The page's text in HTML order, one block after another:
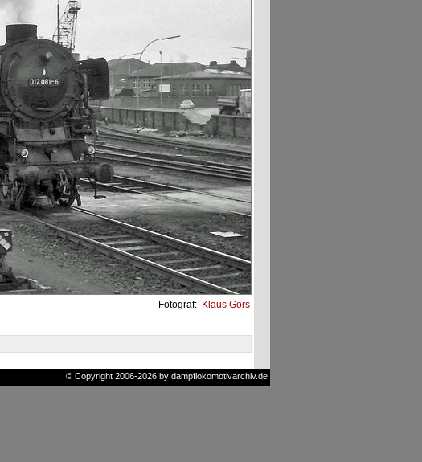
Fotograf: Klaus Görs
© Copyright 2006-2026 by dampflokomotivarchiv.de